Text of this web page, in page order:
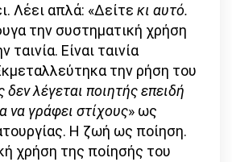
Λέει απλά: «Δείτε κι αυτό.
την συστηματική χρήση
Είναι ταινία
την ρήση του
λέγεται ποιητής επειδή
να γράφει στίχους» ως
Η ζωή ως ποίηση.
χρήση της ποίησής του